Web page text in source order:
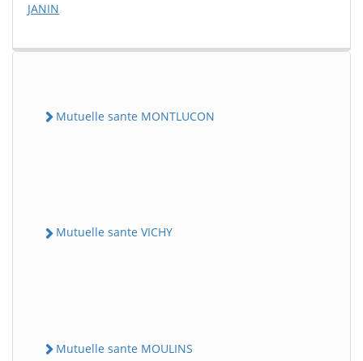
JANIN
Mutuelle sante MONTLUCON
Mutuelle sante VICHY
Mutuelle sante MOULINS